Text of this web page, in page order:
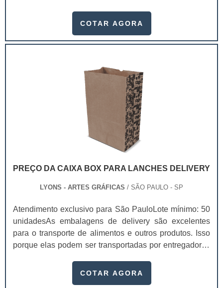
possíveis clientes, fazendo com que as vendas do
conhecimento sobre os diversos tipos de impressão
serviço.Saber das diferenças entre os métodos de
COTAR AGORA
PREÇO DA CAIXA BOX PARA LANCHES DELIVERY
LYONS - ARTES GRÁFICAS / SÃO PAULO - SP
Atendimento exclusivo para São PauloLote mínimo: 50
unidadesAs embalagens de delivery são excelentes
para o transporte de alimentos e outros produtos. Isso
porque elas podem ser transportadas por entregadores
rápida. Existem diversas peças personalizados, que
COTAR AGORA